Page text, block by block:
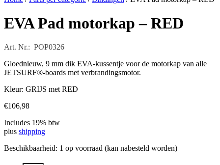
EVA Pad motorkap – RED
Art. Nr.: POP0326
Gloednieuw, 9 mm dik EVA-kussentje voor de motorkap van alle
JETSURF®-boards met verbrandingsmotor.
Kleur: GRIJS met RED
€106,98
Includes 19% btw
plus shipping
Beschikbaarheid: 1 op voorraad (kan nabesteld worden)